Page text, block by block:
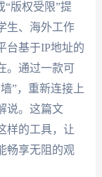
“版权受限”提
生、海外工作
台基于IP地址的
。通过一款可
”，重新连接上
说。这篇文
样的工具，让
畅享无阻的观